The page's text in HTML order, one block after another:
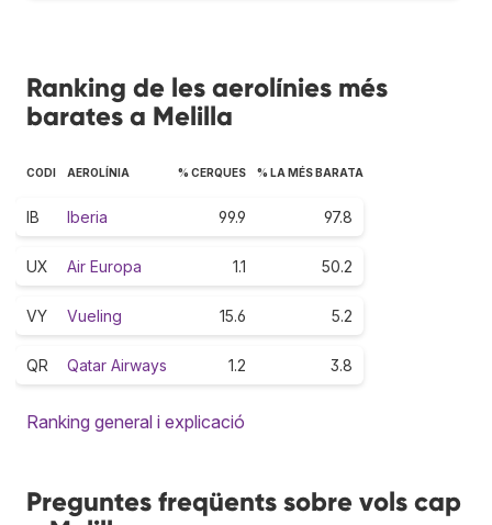
Ranking de les aerolínies més
barates a Melilla
CODI AEROLÍNIA % CERQUES % LA MÉS BARATA
IB Iberia 99.9 97.8
UX Air Europa 1.1 50.2
VY Vueling 15.6 5.2
QR Qatar Airways 1.2 3.8
Ranking general i explicació
Preguntes freqüents sobre vols cap